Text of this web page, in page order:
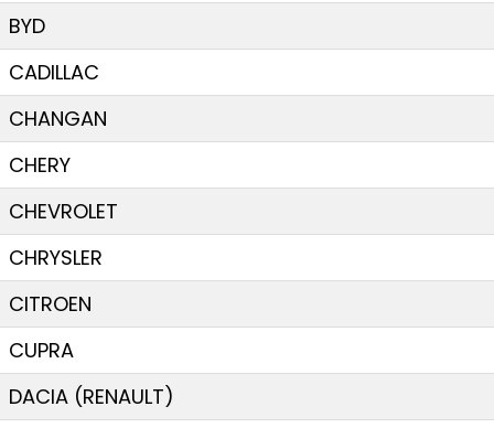
BYD
CADILLAC
CHANGAN
CHERY
CHEVROLET
CHRYSLER
CITROEN
CUPRA
DACIA (RENAULT)